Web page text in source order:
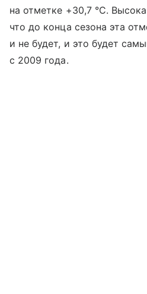
на отметке +30,7 °C.
что до конца сезона эта
и не будет, и это будет
с 2009 года.